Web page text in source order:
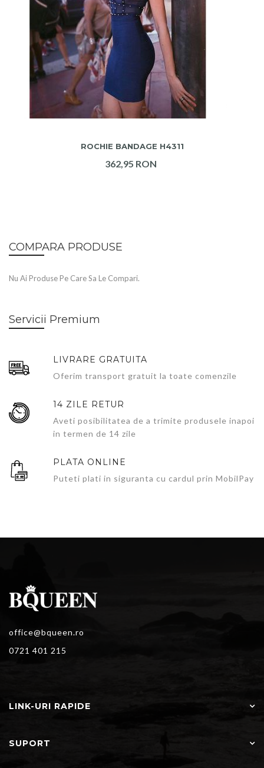
ROCHIE BANDAGE H4311
362,95 RON
COMPARA PRODUSE
Nu Ai Produse Pe Care Sa Le Compari.
Servicii Premium
LIVRARE GRATUITA
Oferim transport gratuit la toate comenzile
14 ZILE RETUR
Aveti posibilitatea de a trimite produsele inapoi
in termen de 14 zile
PLATA ONLINE
Puteti plati in siguranta cu cardul prin MobilPay
office@bqueen.ro
0721 401 215
LINK-URI RAPIDE
SUPORT